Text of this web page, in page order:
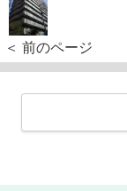
＜ 前のページ